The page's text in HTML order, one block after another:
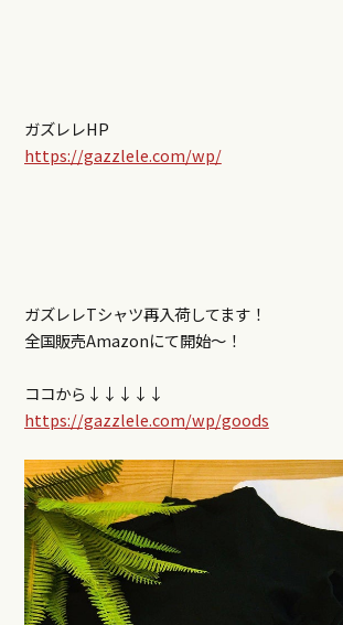
ガズレレHP
https://gazzlele.com/wp/
ガズレレTシャツ再入荷してます！
全国販売Amazonにて開始〜！
ココから↓↓↓↓↓
https://gazzlele.com/wp/goods